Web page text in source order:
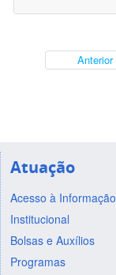
Anterior
Atuação
Acesso à Informação
Institucional
Bolsas e Auxílios
Programas